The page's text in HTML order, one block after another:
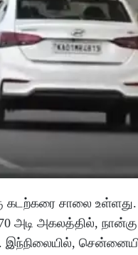
சாலை உள்ளது.
அடி அகலத்தில்,
இந்நிலையில்,